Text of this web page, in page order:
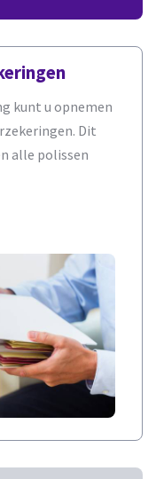
kunt u opnemen
Dit
alle polissen